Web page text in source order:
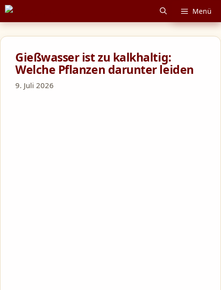
Zum
Inhalt
springen
Menü
Gießwasser ist zu kalkhaltig:
Welche Pflanzen darunter leiden
9. Juli 2026